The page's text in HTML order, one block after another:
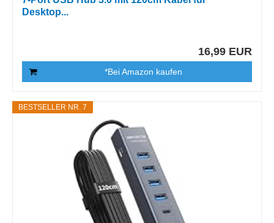
Desktop...
16,99 EUR
*Bei Amazon kaufen
BESTSELLER NR. 7